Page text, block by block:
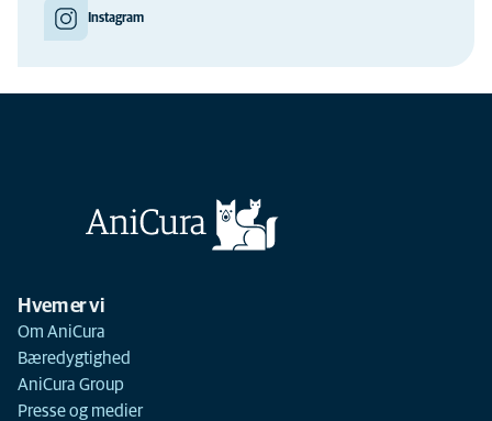
Instagram
Hvem er vi
Om AniCura
Bæredygtighed
AniCura Group
Presse og medier